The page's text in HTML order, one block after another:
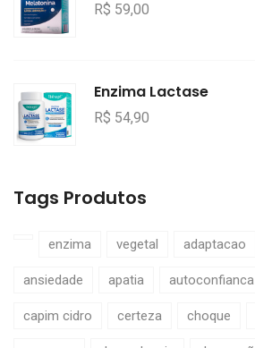
R$ 59,00
Enzima Lactase
R$ 54,90
Tags Produtos
enzima vegetal adaptacao
ansiedade apatia autoconfianca
capim cidro certeza choque